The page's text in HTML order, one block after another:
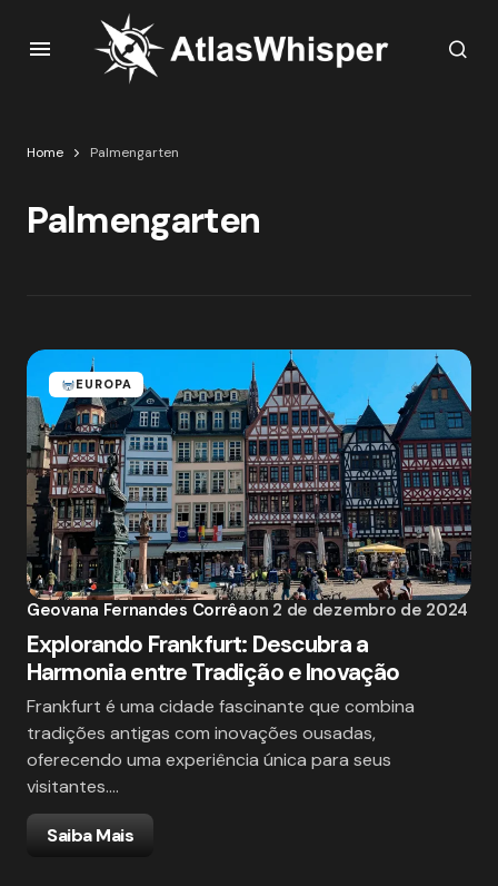
Home Palmengarten
Palmengarten
EUROPA
Geovana Fernandes Corrêaon 2 de dezembro de 2024
Explorando Frankfurt: Descubra a
Harmonia entre Tradição e Inovação
Frankfurt é uma cidade fascinante que combina
tradições antigas com inovações ousadas,
oferecendo uma experiência única para seus
visitantes.…
Saiba Mais